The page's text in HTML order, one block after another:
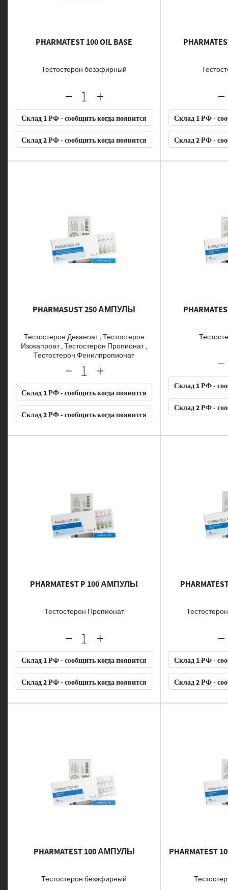
PHARMATEST 100 OIL BASE
Тестостерон безэфирный
Склад 1 РФ - сообщить когда появится
Склад 2 РФ - сообщить когда появится
Склад 1 РФ -
Склад 2 РФ -
PHARMASUST 250 АМПУЛЫ
Тестостерон Деканоат , Тестостерон
Изокапроат , Тестостерон Пропионат ,
Тестостерон Фенилпропионат
Склад 1 РФ - сообщить когда появится
Склад 2 РФ - сообщить когда появится
Склад 1 РФ -
Склад 2 РФ -
PHARMATEST P 100 АМПУЛЫ
Тестостерон Пропионат
Склад 1 РФ - сообщить когда появится
Склад 2 РФ - сообщить когда появится
Склад 1 РФ -
Склад 2 РФ -
PHARMATEST 100 АМПУЛЫ
Тестостерон безэфирный
PHARMATEST